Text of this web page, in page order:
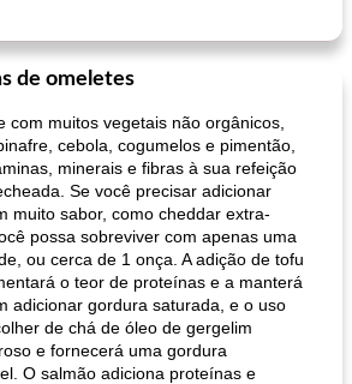
de omeletes
com muitos vegetais não orgânicos,
cebola, cogumelos e pimentão,
minerais e fibras à sua refeição
Se você precisar adicionar
muito sabor, como cheddar extra-
possa sobreviver com apenas uma
ou cerca de 1 onça. A adição de tofu
o teor de proteínas e a manterá
adicionar gordura saturada, e o uso
de chá de óleo de gergelim
e fornecerá uma gordura
O salmão adiciona proteínas e